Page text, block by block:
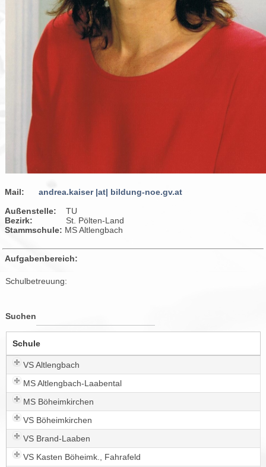
Mail:andrea.kaiser |at| bildung-noe.gv.at
Außenstelle:TU
Bezirk: St. Pölten-Land
Stammschule: MS Altlengbach
Aufgabenbereich:
Schulbetreuung:
Suchen
Schule
VS Altlengbach
MS Altlengbach-Laabental
MS Böheimkirchen
VS Böheimkirchen
VS Brand-Laaben
VS Kasten Böheimk., Fahrafeld